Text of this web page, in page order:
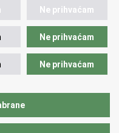
Hrvatsku
Ne prihvaćam
Ne prihvaćam
Ne prihvaćam